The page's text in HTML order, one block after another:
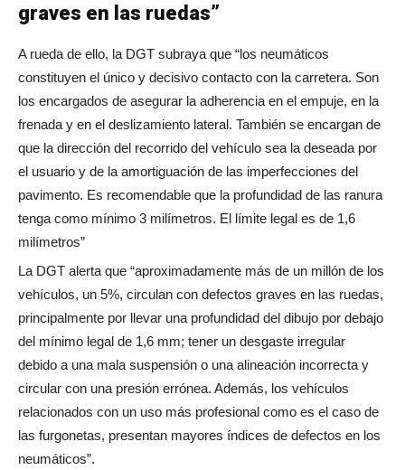
graves en las ruedas”
A rueda de ello, la DGT subraya que “los neumáticos
constituyen el único y decisivo contacto con la carretera. Son
los encargados de asegurar la adherencia en el empuje, en la
frenada y en el deslizamiento lateral. También se encargan de
que la dirección del recorrido del vehículo sea la deseada por
el usuario y de la amortiguación de las imperfecciones del
pavimento. Es recomendable que la profundidad de las ranura
tenga como mínimo 3 milímetros. El límite legal es de 1,6
milímetros”
La DGT alerta que “aproximadamente más de un millón de los
vehículos, un 5%, circulan con defectos graves en las ruedas,
principalmente por llevar una profundidad del dibujo por debajo
del mínimo legal de 1,6 mm; tener un desgaste irregular
debido a una mala suspensión o una alineación incorrecta y
circular con una presión errónea. Además, los vehículos
relacionados con un uso más profesional como es el caso de
las furgonetas, presentan mayores índices de defectos en los
neumáticos”.